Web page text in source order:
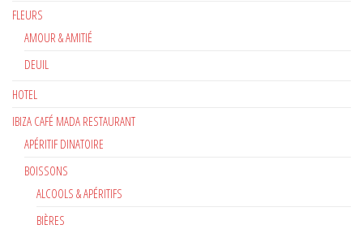
FLEURS
AMOUR & AMITIÉ
DEUIL
HOTEL
IBIZA CAFÉ MADA RESTAURANT
APÉRITIF DINATOIRE
BOISSONS
ALCOOLS & APÉRITIFS
BIÈRES